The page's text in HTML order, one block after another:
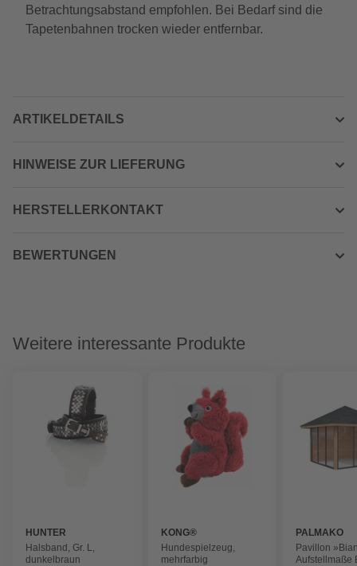
Betrachtungsabstand empfohlen. Bei Bedarf sind die
Tapetenbahnen trocken wieder entfernbar.
ARTIKELDETAILS
HINWEISE ZUR LIEFERUNG
HERSTELLERKONTAKT
BEWERTUNGEN
Weitere interessante Produkte
HUNTER
Halsband, Gr. L,
dunkelbraun
KONG®
Hundespielzeug,
mehrfarbig
PALMAKO
Pavillon
Aufstellmaße